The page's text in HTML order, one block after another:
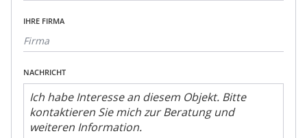
IHRE FIRMA
NACHRICHT